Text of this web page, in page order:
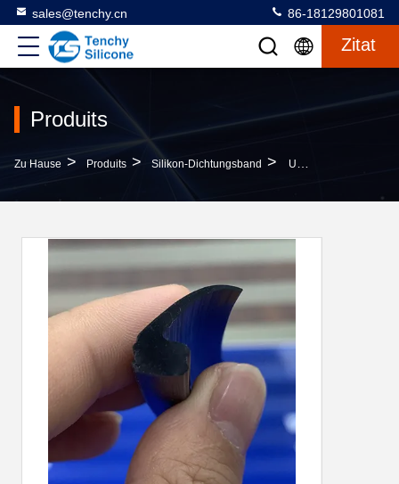
sales@tenchy.cn 86-18129801081
Zitat
Produits
Zu Hause > Produits > Silikon-Dichtungsband > Umweltschonende Silicone-Gummi-Dichtungen 8.0MPa 30A Härte